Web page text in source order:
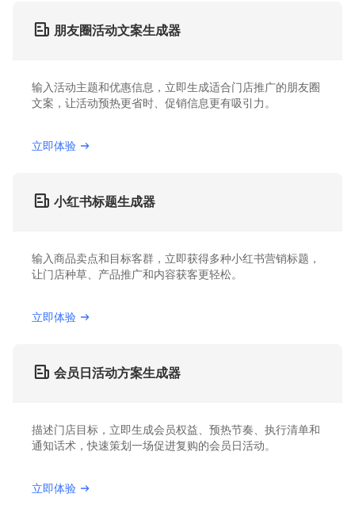
朋友圈活动文案生成器
输入活动主题和优惠信息，立即生成适合门店推广的朋友圈
文案，让活动预热更省时、促销信息更有吸引力。
立即体验
小红书标题生成器
输入商品卖点和目标客群，立即获得多种小红书营销标题，
让门店种草、产品推广和内容获客更轻松。
立即体验
会员日活动方案生成器
描述门店目标，立即生成会员权益、预热节奏、执行清单和
通知话术，快速策划一场促进复购的会员日活动。
立即体验